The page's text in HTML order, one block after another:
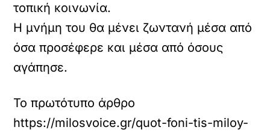
τοπική κοινωνία.
Η μνήμη του θα μένει ζωντανή μέσα από
όσα προσέφερε και μέσα από όσους
αγάπησε.
Το πρωτότυπο άρθρο
https://milosvoice.gr/quot-foni-tis-miloy-